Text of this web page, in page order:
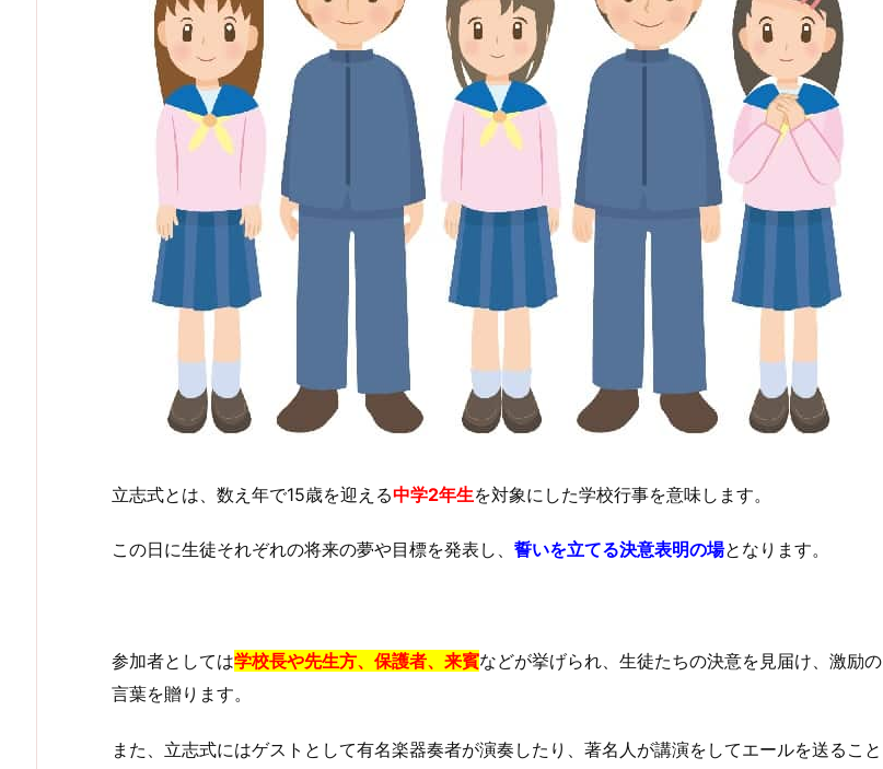
立志式とは、数え年で15歳を迎える中学2年生を対象にした学校行事を意味します。
この日に生徒それぞれの将来の夢や目標を発表し、 誓いを立てる決意表明の場となります。
参加者としては学校長や先生方、保護者、来賓などが挙げられ、生徒たちの決意を見届け、激励の
言葉を贈ります。
また、立志式にはゲストとして有名楽器奏者が演奏したり、著名人が講演をしてエールを送ること